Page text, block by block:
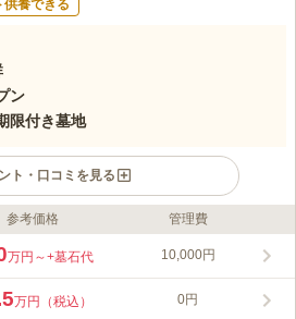
供養できる
ン
限付き墓地
ト・口コミを見る
日駅」から徒歩約2～4分で到着し、非常にア
できます。江戸時代より400年の歴史がある
ており、年中行事の際は、門前は活気に溢れ
参考価格 管理費
万円～+墓石代 10,000円
万円（税込） 0円